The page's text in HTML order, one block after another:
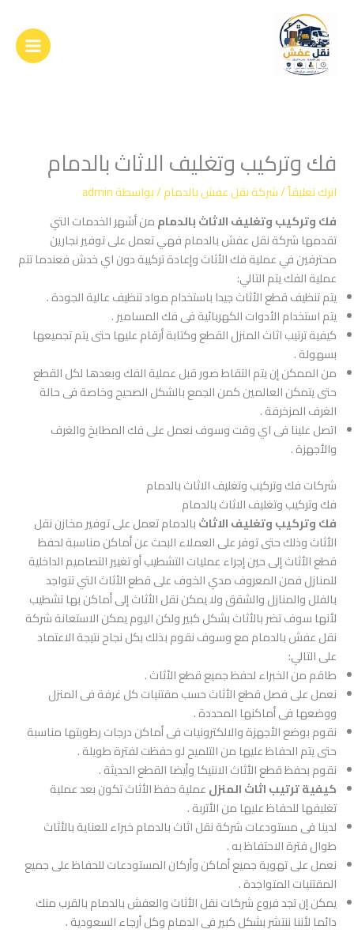
المحتوى
فك وتركيب وتغليف الاثاث بالدمام
اترك تعليقاً/شركة نقل عفش بالدمام/ بواسطةadmin
فك وتركيب وتغليف الاثاث بالدماممن أشهر الخدمات التي
تقدمها شركة نقل عفش بالدمام فهي تعمل على توفير نجارين
محترفين في عملية فك الأثاث وإعادة تركيبة دون اي خدش فعندما تتم
عملية الفك يتم التالي:
يتم تنظيف قطع الأثاث جيدا باستخدام مواد تنظيف عالية الجودة .
يتم استخدام الأدوات الكهربائية فى فك المسامير .
كيفية ترتيب اثاث المنزل القطع وكتابة أرقام عليها حتى يتم تجميعها
بسهولة .
من الممكن إن يتم التقاط صور قبل عملية الفك وبعدها لكل القطع
حتى يتمكن العالمين كمن الجمع بالشكل الصحيح وخاصة فى حالة
الغرف المزخرفة .
اتصل علينا فى اي وقت وسوف نعمل على فك المطابخ والغرف
والأجهزة .
شركات فك وتركيب وتغليف الاثاث بالدمام
فك وتركيب وتغليف الاثاث بالدمام
فك وتركيب وتغليف الاثاثبالدمام تعمل على توفير مخازن نقل
الأثاث وذلك حتى توفر على العملاء البحث عن أماكن مناسبة لحفظ
قطع الأثاث إلى حين إجراء عمليات التشطيب أو تغيير التصاميم الداخلية
للمنازل فمن المعروف مدي الخوف على قطع الأثاث التي تتواجد
بالفلل والمنازل والشقق ولا يمكن نقل الأثاث إلى أماكن بها تشطيب
لأنها سوف تضر بالأثاث بشكل كبير ولكن اليوم يمكن الاستعانة شركة
نقل عفش بالدمام مع وسوف نقوم بذلك بكل نجاح نتيجة الاعتماد
على التالي:
طاقم من الخبراء لحفظ جميع قطع الأثاث .
نعمل على فصل قطع الأثاث حسب مقتنيات كل غرفة فى المنزل
ووضعها فى أماكنها المحددة .
نقوم بوضع الأجهزة والالكترونيات فى أماكن درجات رطوبتها مناسبة
حتى يتم الحفاظ عليها من التلميح لو حفظت لفترة طويلة .
نقوم بحفظ قطع الأثاث الانتيكا وأيضا القطع الحديثة .
كيفية ترتيب اثاث المنزلعملية حفظ الأثاث تكون بعد عملية
تغليفها للحفاظ عليها من الأتربة .
لدينا فى مستودعات شركة نقل اثاث بالدمام خبراء للعناية بالأثاث
طوال فترة الاحتفاظ به .
نعمل على تهوية جميع أماكن وأركان المستودعات للحفاظ على جميع
المقتنيات المتواجدة .
يمكن إن تجد فروع شركات نقل الأثاث والعفش بالدمام بالقرب منك
دائما لأننا ننتشر بشكل كبير فى الدمام وكل أرجاء السعودية .